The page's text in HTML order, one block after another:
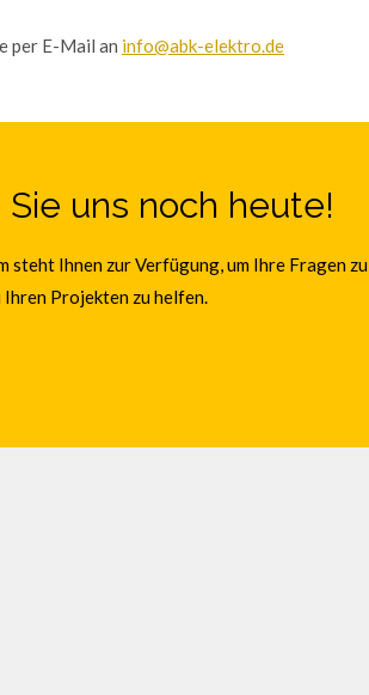
per E-Mail an info@abk-elektro.de
uns noch heute!
steht Ihnen zur Verfügung, um Ihre Fragen zu
Projekten zu helfen.